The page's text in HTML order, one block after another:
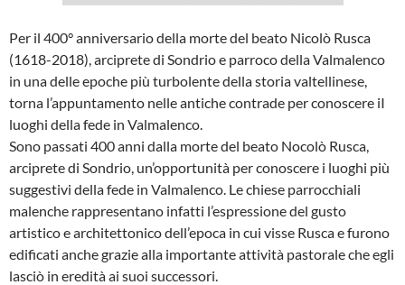
Per il 400° anniversario della morte del beato Nicolò Rusca
(1618-2018), arciprete di Sondrio e parroco della Valmalenco
in una delle epoche più turbolente della storia valtellinese,
torna l’appuntamento nelle antiche contrade per conoscere iI
luoghi della fede in Valmalenco.
Sono passati 400 anni dalla morte del beato Nocolò Rusca,
arciprete di Sondrio, un’opportunità per conoscere i luoghi più
suggestivi della fede in Valmalenco. Le chiese parrocchiali
malenche rappresentano infatti l’espressione del gusto
artistico e architettonico dell’epoca in cui visse Rusca e furono
edificati anche grazie alla importante attività pastorale che egli
lasciò in eredità ai suoi successori.